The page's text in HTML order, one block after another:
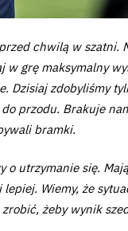
chwilą w szatni.
grę maksymalny
Dzisiaj zdobyliśmy
przodu. Brakuje
bramki.
utrzymanie się.
Wiemy, że
żeby wynik